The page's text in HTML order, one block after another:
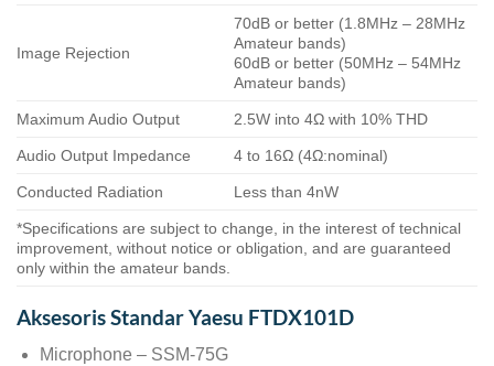
Image Rejection
70dB or better (1.8MHz – 28MHz
Amateur bands)
60dB or better (50MHz – 54MHz
Amateur bands)
Maximum Audio Output 2.5W into 4Ω with 10% THD
Audio Output Impedance 4 to 16Ω (4Ω:nominal)
Conducted Radiation Less than 4nW
*Specifications are subject to change, in the interest of technical
improvement, without notice or obligation, and are guaranteed
only within the amateur bands.
Aksesoris Standar Yaesu FTDX101D
Microphone – SSM-75G